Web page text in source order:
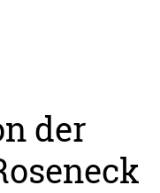
der